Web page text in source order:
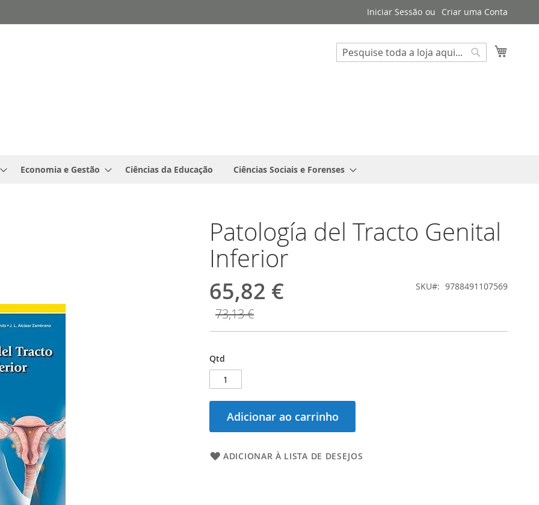
Iniciar Sessão Criar uma Conta
Search
Search
Economia e Gestão Ciências da Educação Ciências Sociais e Forenses
Patología del Tracto Genital
Inferior
65,82 €
73,13 €
SKU 9788491107569
Qtd
Adicionar ao carrinho
ADICIONAR À LISTA DE DESEJOS